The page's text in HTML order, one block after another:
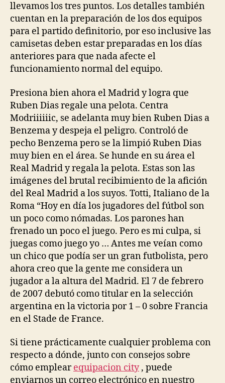
llevamos los tres puntos. Los detalles también
cuentan en la preparación de los dos equipos
para el partido definitorio, por eso inclusive las
camisetas deben estar preparadas en los días
anteriores para que nada afecte el
funcionamiento normal del equipo.
Presiona bien ahora el Madrid y logra que
Ruben Dias regale una pelota. Centra
Modriiiiiic, se adelanta muy bien Ruben Dias a
Benzema y despeja el peligro. Controló de
pecho Benzema pero se la limpió Ruben Dias
muy bien en el área. Se hunde en su área el
Real Madrid y regala la pelota. Estas son las
imágenes del brutal recibimiento de la afición
del Real Madrid a los suyos. Totti, Italiano de la
Roma “Hoy en día los jugadores del fútbol son
un poco como nómadas. Los parones han
frenado un poco el juego. Pero es mi culpa, si
juegas como juego yo … Antes me veían como
un chico que podía ser un gran futbolista, pero
ahora creo que la gente me considera un
jugador a la altura del Madrid. El 7 de febrero
de 2007 debutó como titular en la selección
argentina en la victoria por 1 – 0 sobre Francia
en el Stade de France.
Si tiene prácticamente cualquier problema con
respecto a dónde, junto con consejos sobre
cómo emplearequipacion city, puede
enviarnos un correo electrónico en nuestro